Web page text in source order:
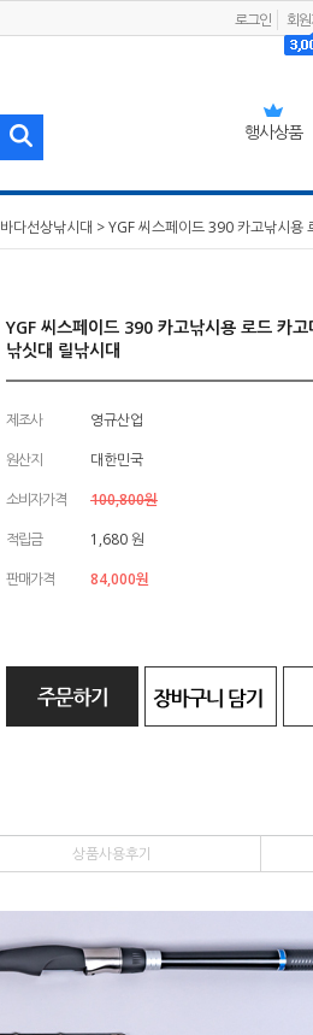
로그인 회
행사상품
바다선상낚시대 > YGF 씨스페이드 390 카고낚시용
YGF 씨스페이드 390 카고낚시용 로드 카
낚싯대 릴낚시대
제조사
영규산업
원산지
대한민국
소비자가격
100,800원
적립금
1,680 원
판매가격
84,000원
상품사용후기